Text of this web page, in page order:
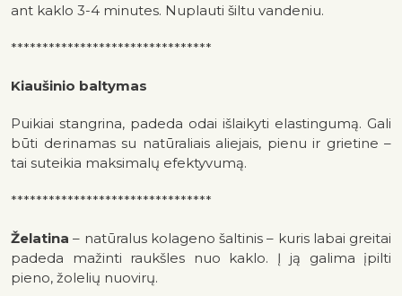
ant kaklo 3-4 minutes. Nuplauti šiltu vandeniu.
********************************
Kiaušinio baltymas
Puikiai stangrina, padeda odai išlaikyti elastingumą. Gali
būti derinamas su natūraliais aliejais, pienu ir grietine –
tai suteikia maksimalų efektyvumą.
********************************
Želatina– natūralus kolageno šaltinis – kuris labai greitai
padeda mažinti raukšles nuo kaklo. Į ją galima įpilti
pieno, žolelių nuovirų.